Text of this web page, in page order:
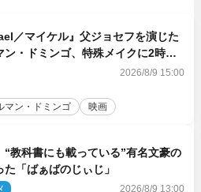
／マイケル』父ジョセフを演じた
ン・ドミンゴ、特殊メイクに2時間
いた
2026/8/9 15:00
マン・ドミンゴ 映画
“教科書にも載っている”有名文豪の
た「ばぁばのじぃじ」
2026/8/9 13:00